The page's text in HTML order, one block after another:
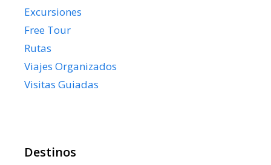
Excursiones
Free Tour
Rutas
Viajes Organizados
Visitas Guiadas
Destinos